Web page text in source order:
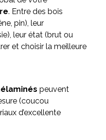
. Entre des bois
pin), leur
leur état (brut ou
et choisir la meilleure
peuvent
(coucou
d’excellente